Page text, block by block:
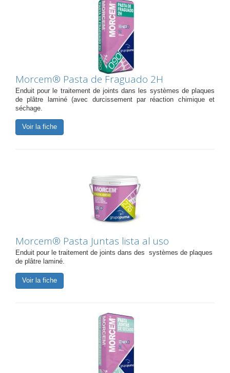
Morcem® Pasta de Fraguado 2H
Enduit pour le traitement de joints dans les systèmes de plaques
de plâtre laminé (avec durcissement par réaction chimique et
séchage.
Voir la fiche
Morcem® Pasta Juntas lista al uso
Enduit pour le traitement de joints dans des systèmes de plaques
de plâtre laminé.
Voir la fiche